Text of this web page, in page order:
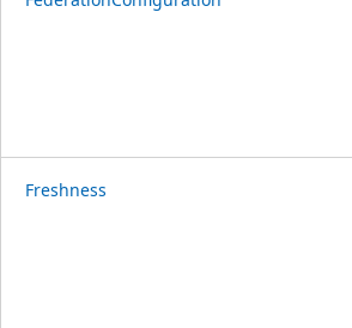
Freshness